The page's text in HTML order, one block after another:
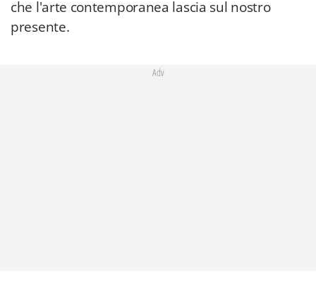
che l'arte contemporanea lascia sul nostro
presente.
Adv